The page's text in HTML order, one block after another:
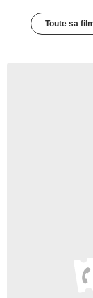
Toute sa